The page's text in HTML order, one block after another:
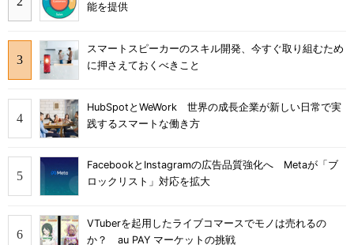
能を提供
スマートスピーカーのスキル開発、今すぐ取り組むため
に押さえておくべきこと
HubSpotとWeWork 世界の成長企業が新しい日常で実
践するスマートな働き方
FacebookとInstagramの広告品質強化へ Metaが「ブ
ロックリスト」対応を拡大
VTuberを起用したライブコマースでモノは売れるの
か？ au PAY マーケットの挑戦